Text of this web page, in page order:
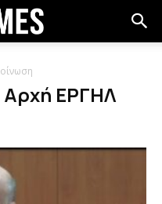
Αρχή ΕΡΓΗΛ